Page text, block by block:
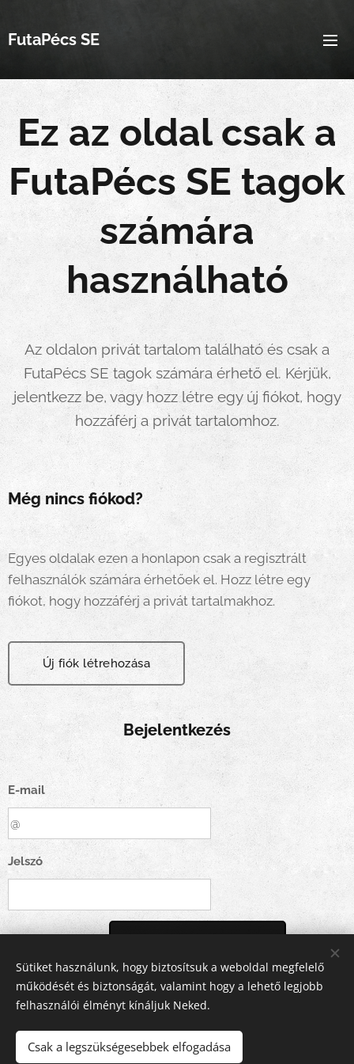
FutaPécs SE
Ez az oldal csak a
FutaPécs SE tagok
számára
használható
Az oldalon privát tartalom található és csak a
FutaPécs SE tagok számára érhető el. Kérjük,
jelentkezz be, vagy hozz létre egy új fiókot, hogy
hozzáférj a privát tartalomhoz.
Még nincs fiókod?
Egyes oldalak ezen a honlapon csak a regisztrált
felhasználók számára érhetőek el. Hozz létre egy
fiókot, hogy hozzáférj a privát tartalmakhoz.
Új fiók létrehozása
Bejelentkezés
E-mail
Jelszó
Elfelejtetted jelszavad?
Sütiket használunk, hogy biztosítsuk a weboldal megfelelő
működését és biztonságát, valamint hogy a lehető legjobb
felhasználói élményt kínáljuk Neked.
Csak a legszükségesebbek elfogadása